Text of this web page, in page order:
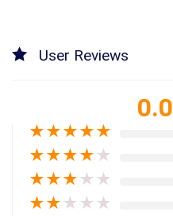
User Reviews
0.0
★★★★★
★★★★ ★
★★★ ★ ★
★★ ★ ★ ★